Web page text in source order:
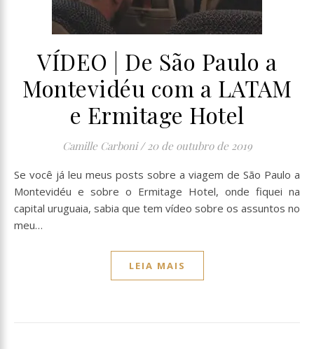
VÍDEO | De São Paulo a
Montevidéu com a LATAM
e Ermitage Hotel
Camille Carboni / 20 de outubro de 2019
Se você já leu meus posts sobre a viagem de São Paulo a
Montevidéu e sobre o Ermitage Hotel, onde fiquei na
capital uruguaia, sabia que tem vídeo sobre os assuntos no
meu…
LEIA MAIS